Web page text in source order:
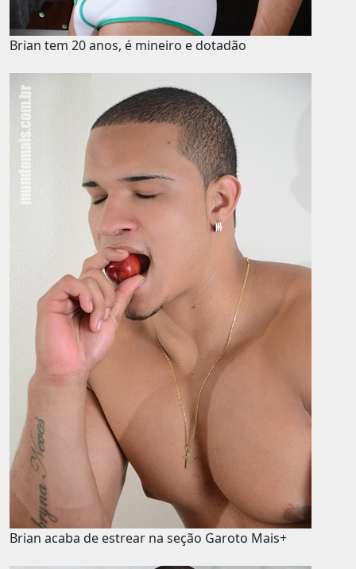
Brian tem 20 anos, é mineiro e dotadão
Brian acaba de estrear na seção Garoto Mais+